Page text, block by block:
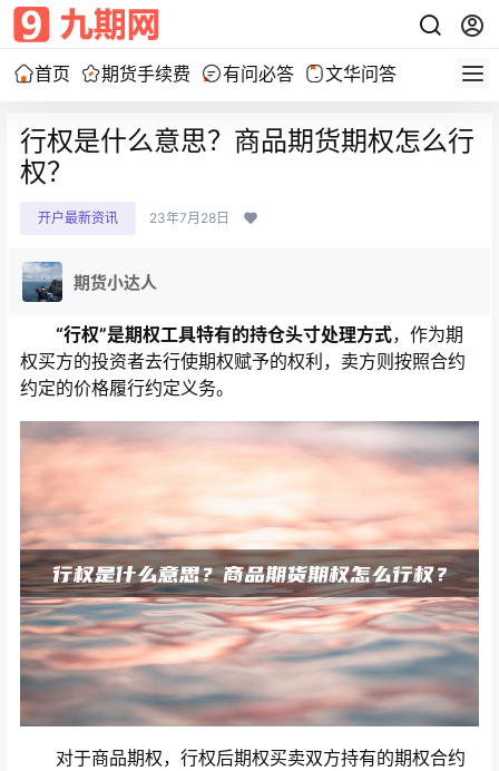
首页 期货手续费 有问必答 文华问答
行权是什么意思？商品期货期权怎么行
权？
开户最新资讯 23年7月28日
期货小达人
“行权”是期权工具特有的持仓头寸处理方式，作为期
权买方的投资者去行使期权赋予的权利，卖方则按照合约
约定的价格履行约定义务。
对于商品期权，行权后期权买卖双方持有的期权合约